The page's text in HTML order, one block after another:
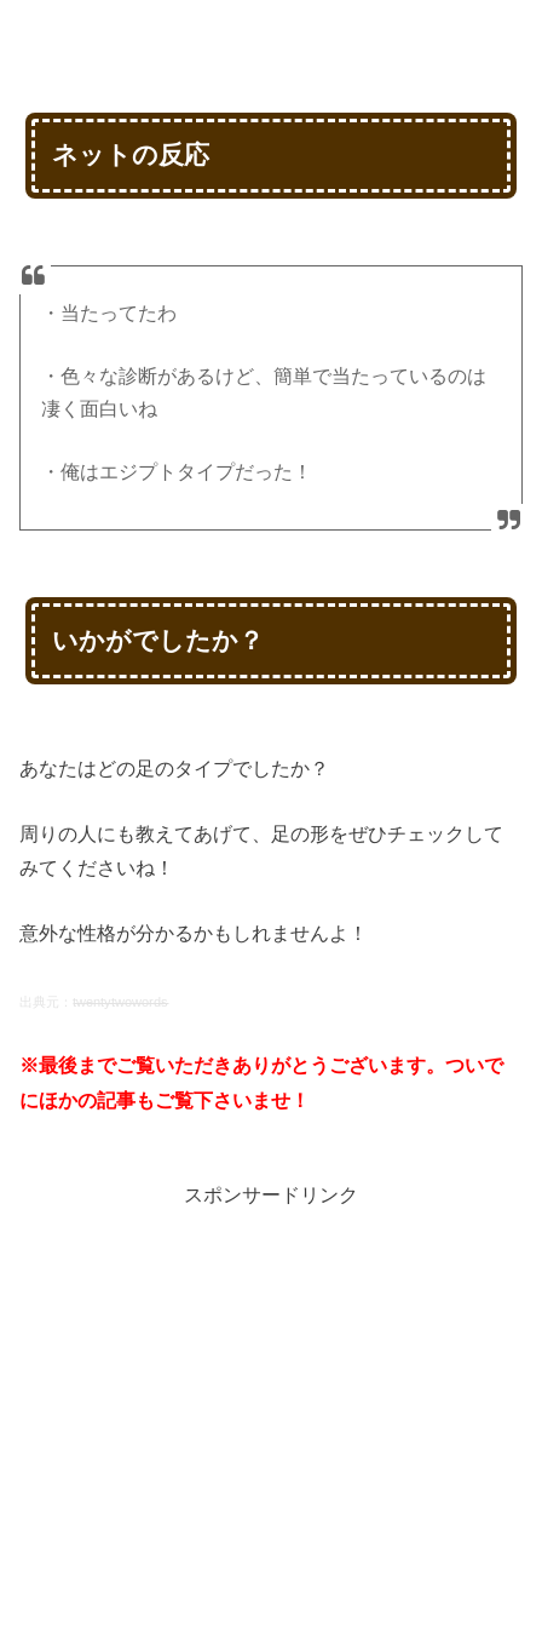
ネットの反応
・当たってたわ
・色々な診断があるけど、簡単で当たっているのは
凄く面白いね
・俺はエジプトタイプだった！
いかがでしたか？
あなたはどの足のタイプでしたか？
周りの人にも教えてあげて、足の形をぜひチェックして
みてくださいね！
意外な性格が分かるかもしれませんよ！
出典元： twentytwowords
※最後までご覧いただきありがとうございます。ついで
にほかの記事もご覧下さいませ！
スポンサードリンク